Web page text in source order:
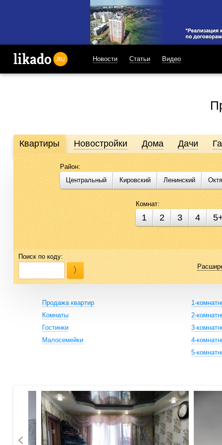
Новости Статьи Видео
Продажа и аренда недвижимости в Омске
Likado.ru – сайт актуальных и достоверных объявлений по
подобрать помещение для бизнеса стало проще.
Квартиры Новостройки Дома Дачи
Район:
Центральный Кировский Ленинский
Комнат:
1 2 3 4
Поиск по коду:
Продажа квартир
Комнаты
Гостинки
Малосемейки
1-
2-
3-
4-
5-